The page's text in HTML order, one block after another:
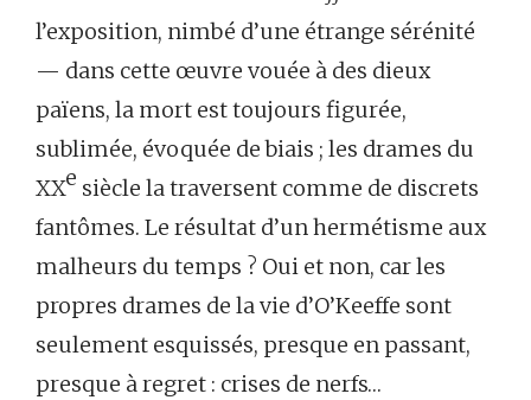
l’exposition, nimbé d’une étrange sérénité
— dans cette œuvre vouée à des dieux
païens, la mort est toujours figurée,
sublimée, évoquée de biais ; les drames du
XXe siècle la traversent comme de discrets
fantômes. Le résultat d’un hermétisme aux
malheurs du temps ? Oui et non, car les
propres drames de la vie d’O’Keeffe sont
seulement esquissés, presque en passant,
presque à regret : crises de nerfs…